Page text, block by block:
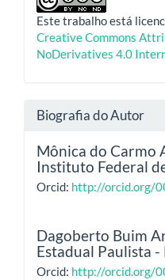
Este trabalho está
Creative Commons
NoDerivatives 4.0
Biografia do Autor
Mônica do Carmo
Instituto Federal
Orcid: http://orcid.org/
Dagoberto Buim
Estadual Paulista -
Orcid: http://orcid.org/